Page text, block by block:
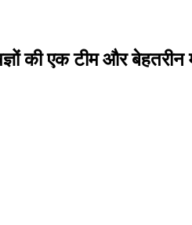
की एक टीम और